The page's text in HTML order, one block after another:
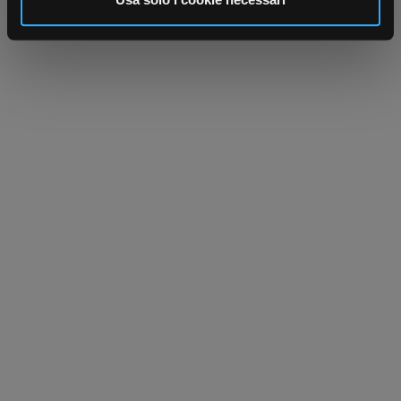
nostri partner che si occupano di analisi dei dati web,
pubblicità e social media, i quali potrebbero combinarle